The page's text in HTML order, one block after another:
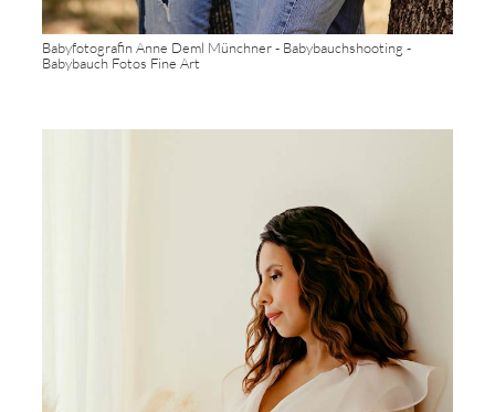
Babyfotografin Anne Deml Münchner - Babybauchshooting -
Babybauch Fotos Fine Art